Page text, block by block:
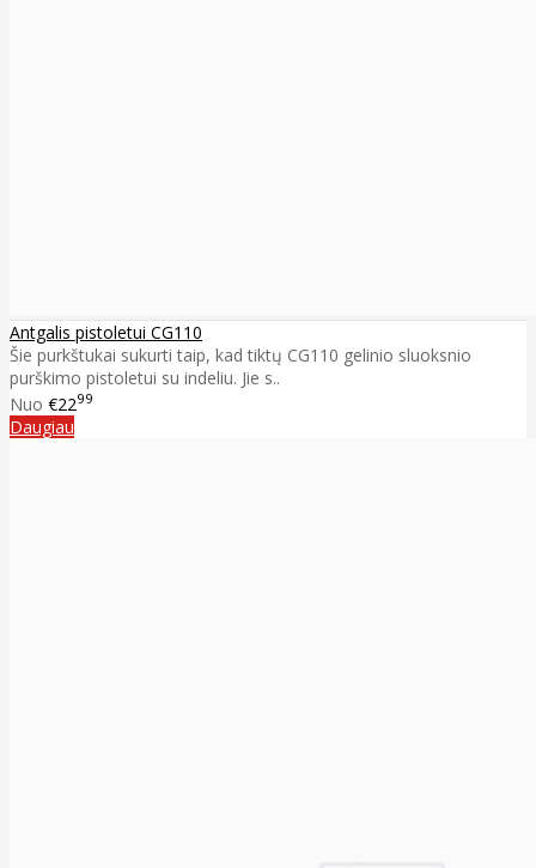
Antgalis pistoletui CG110
Šie purkštukai sukurti taip, kad tiktų CG110 gelinio sluoksnio
purškimo pistoletui su indeliu. Jie s..
Nuo €2299
Daugiau